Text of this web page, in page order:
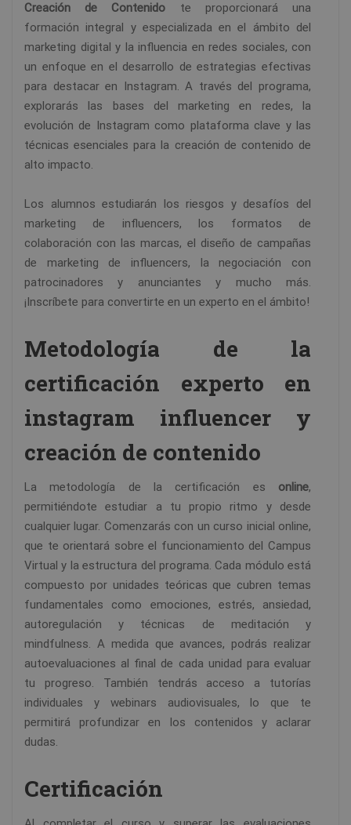
Creación de Contenido te proporcionará una
formación integral y especializada en el ámbito del
marketing digital y la influencia en redes sociales, con
un enfoque en el desarrollo de estrategias efectivas
para destacar en Instagram. A través del programa,
explorarás las bases del marketing en redes, la
evolución de Instagram como plataforma clave y las
técnicas esenciales para la creación de contenido de
alto impacto.
Los alumnos estudiarán los riesgos y desafíos del
marketing de influencers, los formatos de
colaboración con las marcas, el diseño de campañas
de marketing de influencers, la negociación con
patrocinadores y anunciantes y mucho más.
¡Inscríbete para convertirte en un experto en el ámbito!
Metodología de la
certificación experto en
instagram influencer y
creación de contenido
La metodología de la certificación es online,
permitiéndote estudiar a tu propio ritmo y desde
cualquier lugar. Comenzarás con un curso inicial online,
que te orientará sobre el funcionamiento del Campus
Virtual y la estructura del programa. Cada módulo está
compuesto por unidades teóricas que cubren temas
fundamentales como emociones, estrés, ansiedad,
autoregulación y técnicas de meditación y
mindfulness. A medida que avances, podrás realizar
autoevaluaciones al final de cada unidad para evaluar
tu progreso. También tendrás acceso a tutorías
individuales y webinars audiovisuales, lo que te
permitirá profundizar en los contenidos y aclarar
dudas.
Certificación